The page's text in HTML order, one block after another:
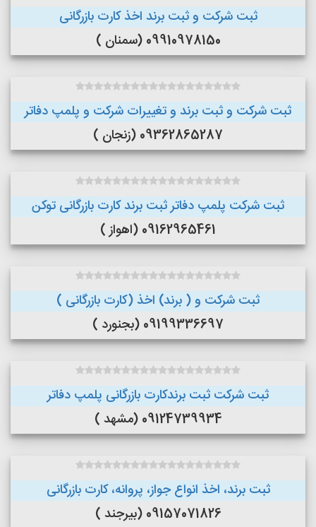
ثبت شرکت و ثبت برند اخذ کارت بازرگانی
09910978150 (سمنان )
ثبت شرکت و ثبت برند و تغییرات شرکت و پلمپ دفاتر
09362865287 (زنجان )
ثبت شرکت پلمپ دفاتر ثبت برند کارت بازرگانی توکن
09162965461 (اهواز )
ثبت شرکت و ( برند) اخذ (کارت بازرگانی )
09199336697 (بجنورد )
ثبت شرکت ثبت برندکارت بازرگانی پلمپ دفاتر
09124739934 (مشهد )
ثبت برند، اخذ انواع جواز، پروانه، کارت بازرگانی
09157071826 (بیرجند )